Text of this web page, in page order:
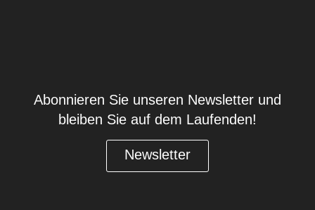
Abonnieren Sie unseren Newsletter und
bleiben Sie auf dem Laufenden!
Newsletter